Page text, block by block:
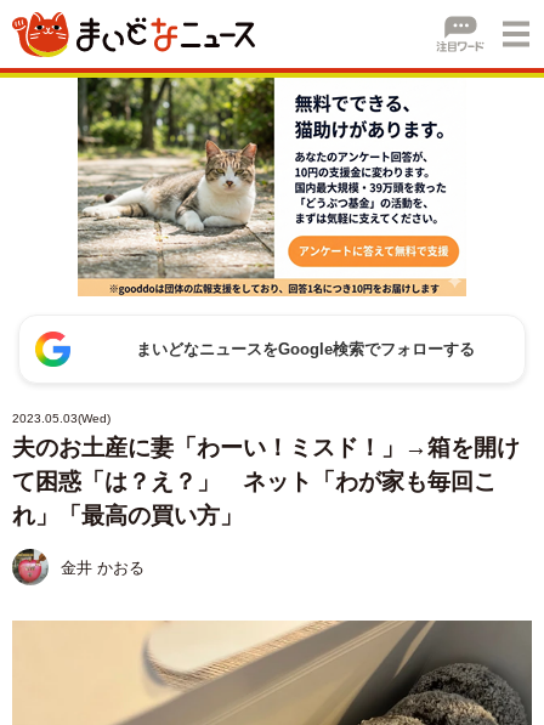
まいどなニュースをGoogle検索でフォローする
2023.05.03(Wed)
夫のお土産に妻「わーい！ミスド！」→箱を開け
て困惑「は？え？」 ネット「わが家も毎回こ
れ」「最高の買い方」
金井 かおる